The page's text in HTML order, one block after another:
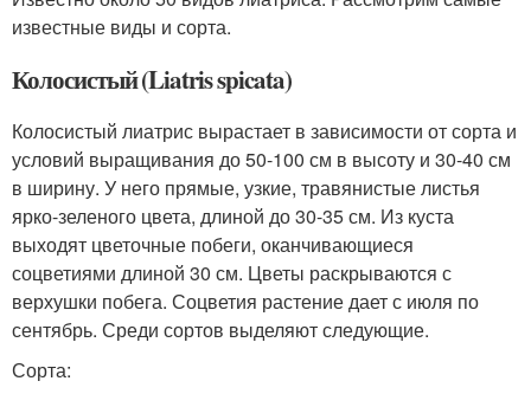
известные виды и сорта.
Колосистый (Liatris spicata)
Колосистый лиатрис вырастает в зависимости от сорта и
условий выращивания до 50-100 см в высоту и 30-40 см
в ширину. У него прямые, узкие, травянистые листья
ярко-зеленого цвета, длиной до 30-35 см. Из куста
выходят цветочные побеги, оканчивающиеся
соцветиями длиной 30 см. Цветы раскрываются с
верхушки побега. Соцветия растение дает с июля по
сентябрь. Среди сортов выделяют следующие.
Сорта: